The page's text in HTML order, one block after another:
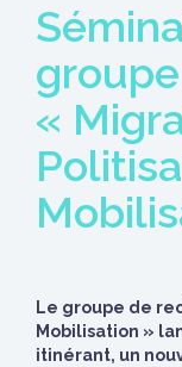
«
Le groupe de
Mobilisation »
itinérant, un